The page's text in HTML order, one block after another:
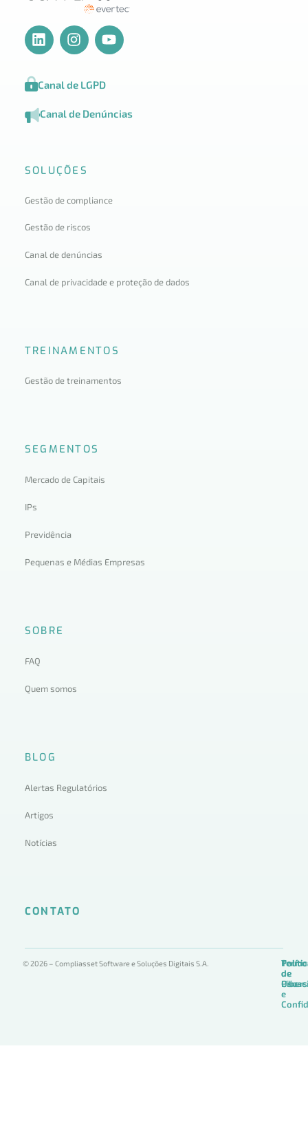
Canal de LGPD
Canal de Denúncias
SOLUÇÕES
Gestão de compliance
Gestão de riscos
Canal de denúncias
Canal de privacidade e proteção de dados
TREINAMENTOS
Gestão de treinamentos
SEGMENTOS
Mercado de Capitais
IPs
Previdência
Pequenas e Médias Empresas
SOBRE
FAQ
Quem somos
BLOG
Alertas Regulatórios
Artigos
Notícias
CONTATO
© 2026 – Compliasset Software e Soluções Digitais S.A.
de
Uso
de
de
e